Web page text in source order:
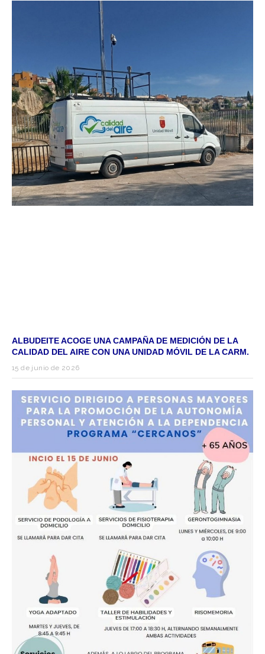
ALBUDEITE ACOGE UNA CAMPAÑA DE MEDICIÓN DE LA
CALIDAD DEL AIRE CON UNA UNIDAD MÓVIL DE LA CARM.
15 de junio de 2026